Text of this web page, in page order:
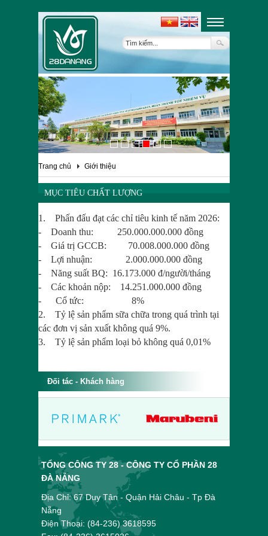
Trang chủ Giới thiệu
MỤC TIÊU CHẤT LƯỢNG
1. Phấn đấu đạt các chỉ tiêu kinh tế năm 2026:
- Doanh thu: 250.000.000.000 đồng
- Giá trị GCCB: 70.008.000.000 đồng
- Lợi nhuận: 2.000.000.000 đồng
- Năng suất BQ: 16.173.000 đ/người/tháng
- Các khoản nộp: 14.251.000.000 đồng
- Cổ tức: 8%
2. Tỷ lệ sản phẩm sữa chữa trong quá trình tại
các đơn vị sản xuất không quá 9%.
3. Tỷ lệ sản phẩm loại bỏ không quá 0,01%
Đối tác - Khách hàng
TỔNG CÔNG TY 28 - CÔNG TY CỔ PHẦN 28
ĐÀ NẴNG
Địa Chỉ: 67 Duy Tân - Quận Hải Châu - Tp Đà
Nẵng
Điện Thoại: (84-236) 3618595